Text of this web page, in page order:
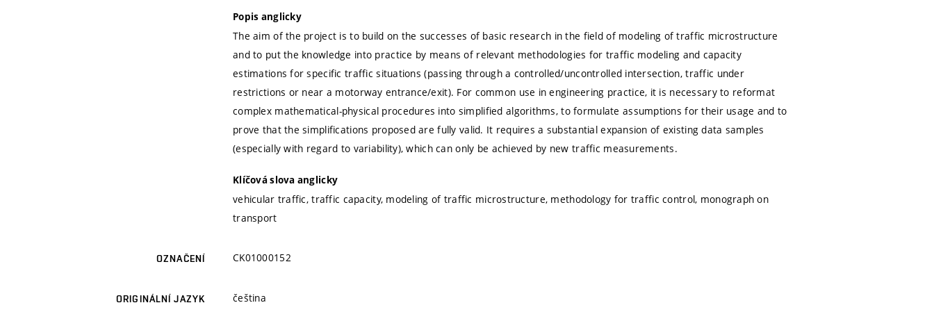
Popis anglicky
The aim of the project is to build on the successes of basic research in the field of modeling of traffic microstructure
and to put the knowledge into practice by means of relevant methodologies for traffic modeling and capacity
estimations for specific traffic situations (passing through a controlled/uncontrolled intersection, traffic under
restrictions or near a motorway entrance/exit). For common use in engineering practice, it is necessary to reformat
complex mathematical-physical procedures into simplified algorithms, to formulate assumptions for their usage and to
prove that the simplifications proposed are fully valid. It requires a substantial expansion of existing data samples
(especially with regard to variability), which can only be achieved by new traffic measurements.
Klíčová slova anglicky
vehicular traffic, traffic capacity, modeling of traffic microstructure, methodology for traffic control, monograph on
transport
OZNAČENÍ CK01000152
ORIGINÁLNÍ JAZYK čeština